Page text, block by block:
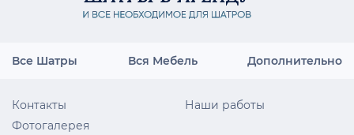
Все Шатры Вся Мебель Дополнительно
Контакты
Наши работы
Фотогалерея